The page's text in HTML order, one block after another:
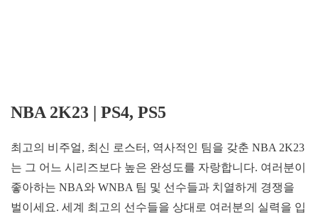
NBA 2K23 | PS4, PS5
최고의 비주얼, 최신 로스터, 역사적인 팀을 갖춘 NBA 2K23
는 그 어느 시리즈보다 높은 완성도를 자랑합니다. 여러분이
좋아하는 NBA와 WNBA 팀 및 선수들과 치열하게 경쟁을
벌이세요. 세계 최고의 선수들을 상대로 여러분의 실력을 입